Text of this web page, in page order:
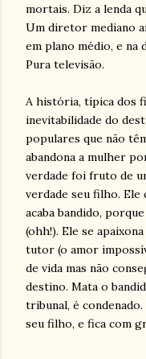
mortais. Diz a lenda
Um diretor mediano
em plano médio, e na
Pura televisão.
A história, típica dos
inevitabilidade do
populares que não
abandona a mulher
verdade foi fruto de
verdade seu filho. Ele
acaba bandido,
(ohh!). Ele se
tutor (o amor
de vida mas não
destino. Mata o
tribunal, é
seu filho, e fica com